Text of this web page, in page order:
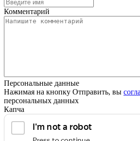
Комментарий
Персональные данные
Нажимая на кнопку Отправить, вы
персональных данных
Капча